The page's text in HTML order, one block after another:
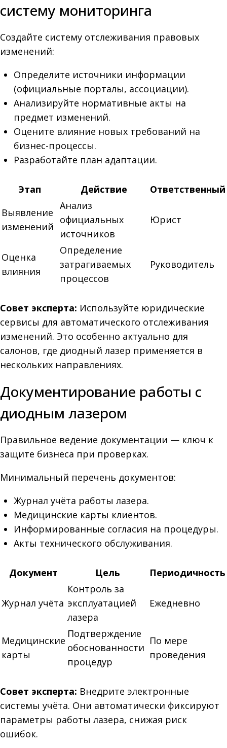
систему мониторинга
Создайте систему отслеживания правовых
изменений:
Определите источники информации
(официальные порталы, ассоциации).
Анализируйте нормативные акты на
предмет изменений.
Оцените влияние новых требований на
бизнес-процессы.
Разработайте план адаптации.
Этап Действие
Ответственный
Выявление
изменений
Анализ
официальных
источников
Юрист
Оценка
влияния
Определение
затрагиваемых
процессов
Руководитель
Совет эксперта: Используйте юридические
сервисы для автоматического отслеживания
изменений. Это особенно актуально для
салонов, где диодный лазер применяется в
нескольких направлениях.
Документирование работы с
диодным лазером
Правильное ведение документации — ключ к
защите бизнеса при проверках.
Минимальный перечень документов:
Журнал учёта работы лазера.
Медицинские карты клиентов.
Информированные согласия на процедуры.
Акты технического обслуживания.
Документ Цель Периодичность
Журнал учёта
Контроль за
эксплуатацией
лазера
Ежедневно
Медицинские
карты
Подтверждение
обоснованности
процедур
По мере
проведения
Совет эксперта: Внедрите электронные
системы учёта. Они автоматически фиксируют
параметры работы лазера, снижая риск
ошибок.